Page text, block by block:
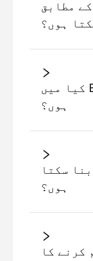
مطابق
ہوں؟
کیا میں Brainrot کہانیاں بنا سکتا
ہوں؟
سکتا
ہوں؟
کرنے کا